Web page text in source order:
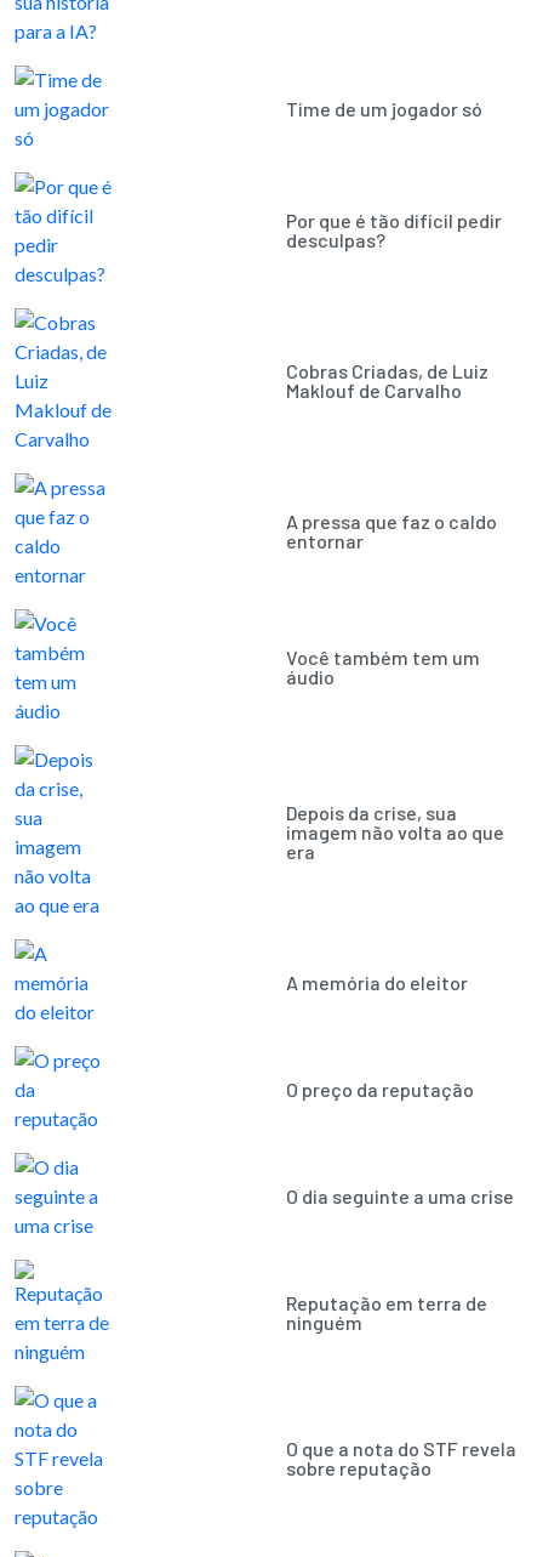
Time de um jogador só
Por que é tão difícil pedir
desculpas?
Cobras Criadas, de Luiz
Maklouf de Carvalho
A pressa que faz o caldo
entornar
Você também tem um
áudio
Depois da crise, sua
imagem não volta ao que
era
A memória do eleitor
O preço da reputação
O dia seguinte a uma crise
Reputação em terra de
ninguém
O que a nota do STF revela
sobre reputação